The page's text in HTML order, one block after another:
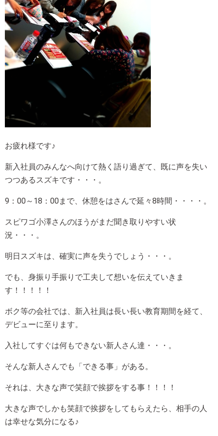
お疲れ様です♪
新入社員のみんなへ向けて熱く語り過ぎて、既に声を失い
つつあるスズキです・・・。
9：00～18：00まで、休憩をはさんで延々8時間・・・・。
スピワゴ小澤さんのほうがまだ聞き取りやすい状
況・・・。
明日スズキは、確実に声を失うでしょう・・・。
でも、身振り手振りで工夫して想いを伝えていきま
す！！！！！
ボク等の会社では、新入社員は長い長い教育期間を経て、
デビューに至ります。
入社してすぐは何もできない新人さん達・・・。
そんな新人さんでも「できる事」がある。
それは、大きな声で笑顔で挨拶をする事！！！！
大きな声でしかも笑顔で挨拶をしてもらえたら、相手の人
は幸せな気分になる♪